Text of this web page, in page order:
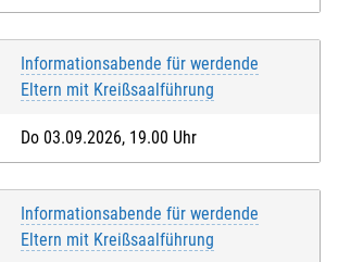
Informationsabende für werdende
Eltern mit Kreißsaalführung
Do 03.09.2026, 19.00 Uhr
Informationsabende für werdende
Eltern mit Kreißsaalführung